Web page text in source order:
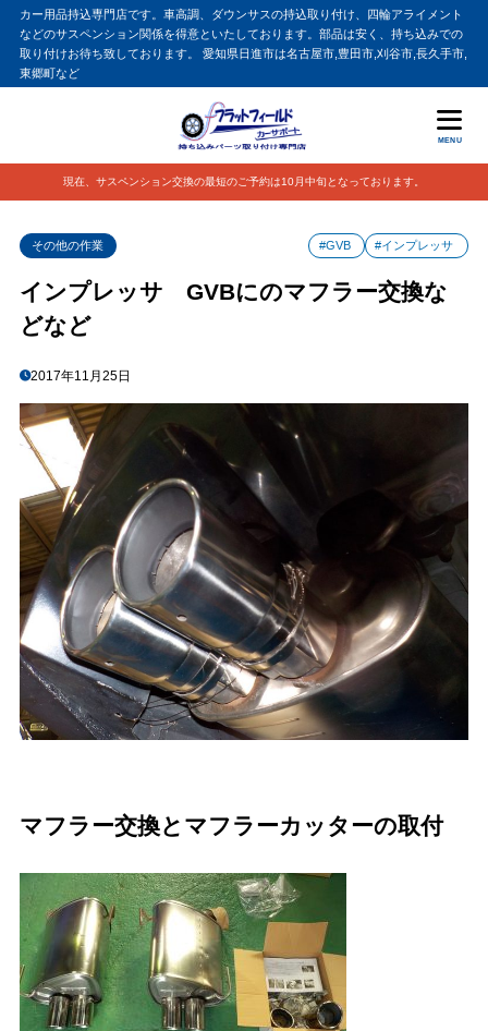
カー用品持込専門店です。車高調、ダウンサスの持込取り付け、四輪アライメント
などのサスペンション関係を得意といたしております。部品は安く、持ち込みでの
取り付けお待ち致しております。 愛知県日進市は名古屋市,豊田市,刈谷市,長久手市,
東郷町など
MENU
現在、サスペンション交換の最短のご予約は10月中旬となっております。
その他の作業 #GVB #インプレッサ
インプレッサ GVBにのマフラー交換な
どなど
2017年11月25日
マフラー交換とマフラーカッターの取付